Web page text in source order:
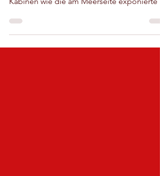
besteht darin, ungefähr dreißig kleine
Kabinen wie die am Meerseite exponierte